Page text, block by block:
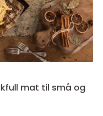
mat til små og